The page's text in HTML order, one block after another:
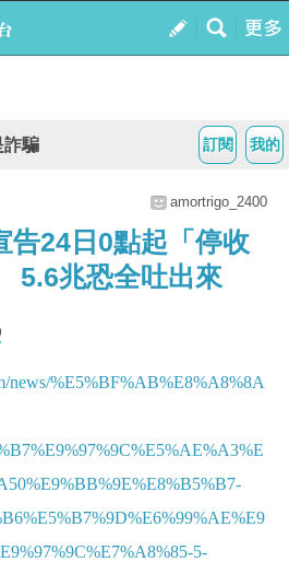
我的
訂閱
詐騙
amortrigo_2400
告24日0點起「停收
5.6兆恐全吐出來
news/%E5%BF%AB%E8%A8%8A
5-